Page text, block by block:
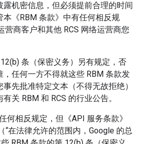
机密信息，但必须提前合理的时间
《RBM 条款》中有任何相反规
营商客户和其他 RCS 网络运营商您
条（保密义务）另有规定，否
，任何一方不得就这些 RBM 条款发
先批准特定文本（不得无故拒绝）
关 RBM 和 RCS 的行业公告。
何相反规定，但《API 服务条款》
“在法律允许的范围内，Google 的总